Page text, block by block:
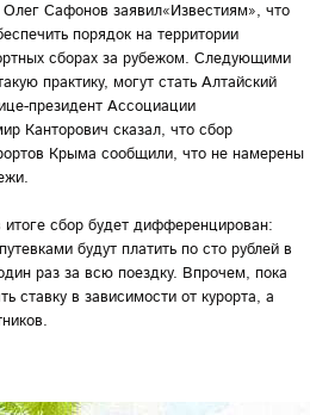
Олег Сафонов заявил«Известиям», что
порядок на территории
сборах за рубежом. Следующими
практику, могут стать Алтайский
президент Ассоциации
Канторович сказал, что сбор
Крыма сообщили, что не намерены
сбор будет дифференцирован:
будут платить по сто рублей в
раз за всю поездку. Впрочем, пока
ставку в зависимости от курорта, а